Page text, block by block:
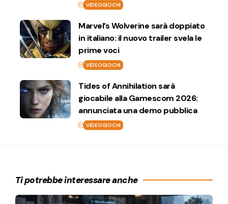
VIDEOGIOCHI
Marvel’s Wolverine sarà doppiato
in italiano: il nuovo trailer svela le
prime voci
VIDEOGIOCHI
Tides of Annihilation sarà
giocabile alla Gamescom 2026:
annunciata una demo pubblica
VIDEOGIOCHI
Ti potrebbe interessare anche